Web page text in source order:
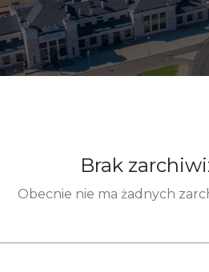
Brak
Obecnie nie ma żadnych